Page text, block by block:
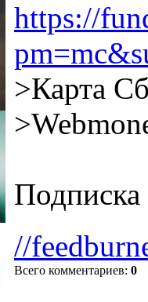
https://
>Карта
Подписка
//
Всего комментариев: 0